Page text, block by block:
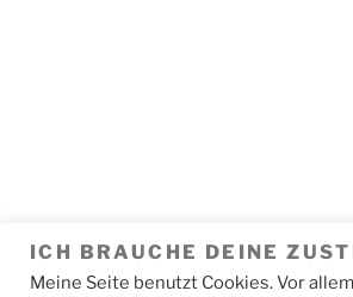
ICH BRAUCHE DEINE
Meine Seite benutzt Cookies. Vor